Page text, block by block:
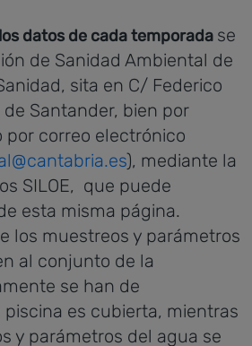
datos de cada temporada se
de Sanidad Ambiental de
sita en C/ Federico
de Santander, bien por
por correo electrónico
), mediante la
SILOE, que puede
esta misma página.
los muestreos y parámetros
al conjunto de la
se han de
es cubierta, mientras
y parámetros del agua se